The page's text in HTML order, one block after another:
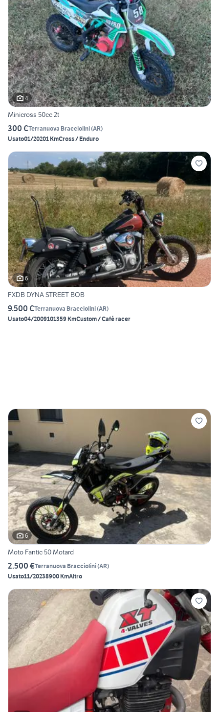
4
Minicross 50cc 2t
300 €Terranuova Bracciolini(AR)
Usato01/20201 KmCross / Enduro
6
FXDB DYNA STREET BOB
9.500 €Terranuova Bracciolini(AR)
Usato04/2009101359 KmCustom / Café racer
6
Moto Fantic 50 Motard
2.500 €Terranuova Bracciolini(AR)
Usato11/20238900 KmAltro